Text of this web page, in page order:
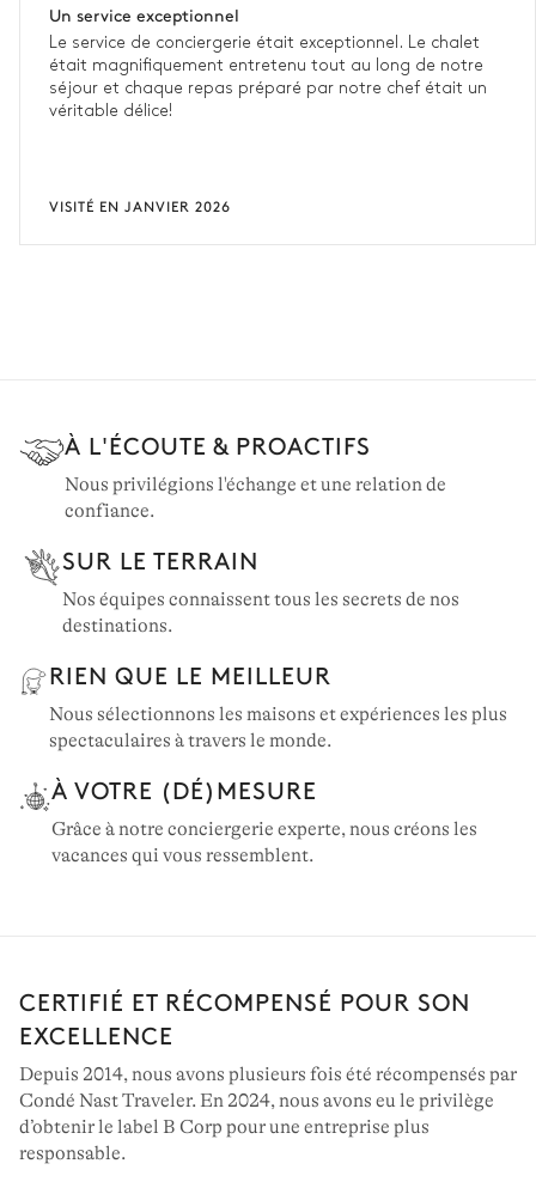
Un service exceptionnel
Le service de conciergerie était exceptionnel. Le chalet
était magnifiquement entretenu tout au long de notre
séjour et chaque repas préparé par notre chef était un
véritable délice!
VISITÉ EN JANVIER 2026
À L'ÉCOUTE & PROACTIFS
Nous privilégions l'échange et une relation de
confiance.
SUR LE TERRAIN
Nos équipes connaissent tous les secrets de nos
destinations.
RIEN QUE LE MEILLEUR
Nous sélectionnons les maisons et expériences les plus
spectaculaires à travers le monde.
À VOTRE (DÉ)MESURE
Grâce à notre conciergerie experte, nous créons les
vacances qui vous ressemblent.
CERTIFIÉ ET RÉCOMPENSÉ POUR SON
EXCELLENCE
Depuis 2014, nous avons plusieurs fois été récompensés par
Condé Nast Traveler. En 2024, nous avons eu le privilège
d’obtenir le label B Corp pour une entreprise plus
responsable.